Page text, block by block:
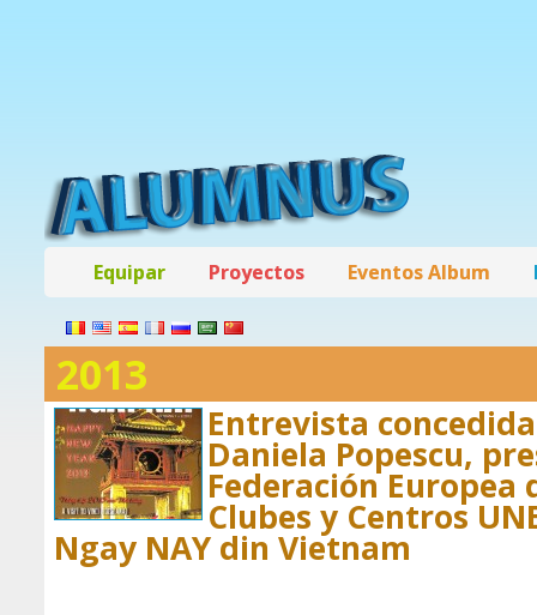
Equipar Proyectos Eventos Album
2013
Entrevista
Daniela Popescu,
Federación Europea
Clubes y Centros
Ngay NAY din Vietnam